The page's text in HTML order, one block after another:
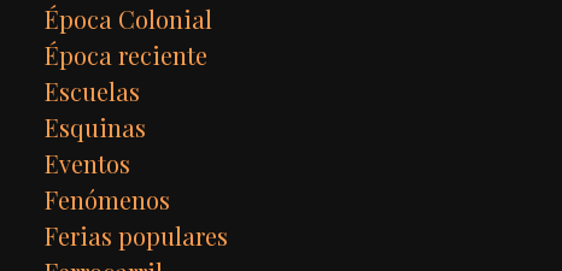
Época Colonial
Época reciente
Escuelas
Esquinas
Eventos
Fenómenos
Ferias populares